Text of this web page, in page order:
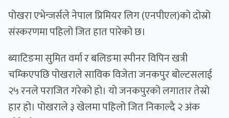
पोखरा एभेन्जर्सले नेपाल प्रिमियर लिग (एनपीएल)को दोस्रो
संस्करणमा पहिलो जित हात पारेको छ।
ब्याटिङमा सुमित वर्मा र बलिङमा स्पीनर विपिन खत्री
चम्किएपछि पोखराले साविक विजेता जनकपुर बोल्टसलाई
२५ रनले पराजित गरेको हो। यो जनकपुरको लगातार तेस्रो
हार हो। पोखराले ३ खेलमा पहिलो जित निकाल्दै २ अंक